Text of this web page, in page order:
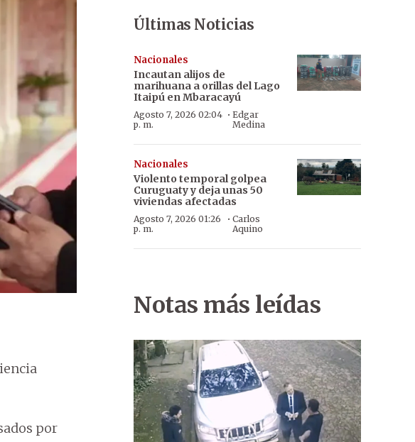
por
Últimas Noticias
Nacionales
Incautan alijos de
marihuana a orillas del Lago
Itaipú en Mbaracayú
Agosto 7, 2026 02:04
p. m.
· Edgar
Medina
Nacionales
Violento temporal golpea
Curuguaty y deja unas 50
viviendas afectadas
Agosto 7, 2026 01:26
p. m.
· Carlos
Aquino
Notas más leídas